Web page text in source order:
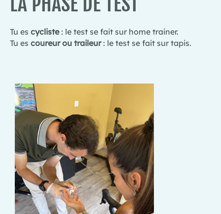
Tu es cycliste: le test se fait sur home trainer.
Tu es coureur ou traileur: le test se fait sur tapis.